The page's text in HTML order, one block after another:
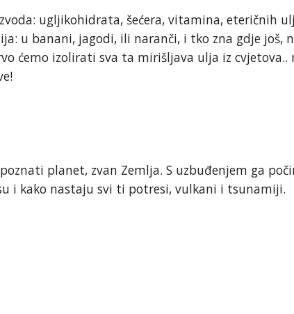
ugljikohidrata, šećera, vitamina, eteričnih
u banani, jagodi, ili naranči, i tko zna gdje još,
ćemo izolirati sva ta mirišljava ulja iz cvjetova..
planet, zvan Zemlja. S uzbuđenjem ga
i kako nastaju svi ti potresi, vulkani i tsunamiji.